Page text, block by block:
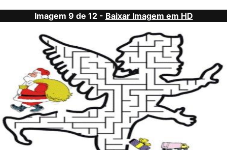
Imagem 9 de 12 - Baixar Imagem em HD